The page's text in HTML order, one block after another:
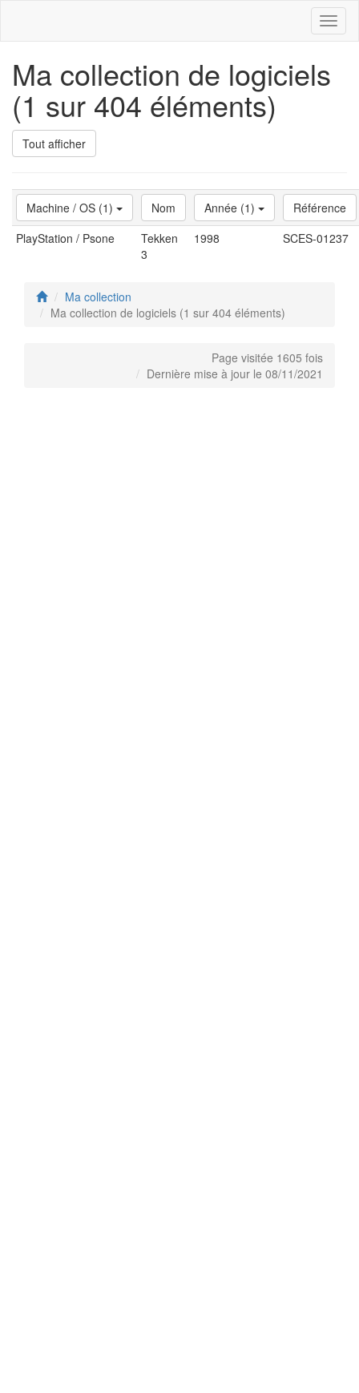
Ma collection de logiciels
(1 sur 404 éléments)
Tout afficher
Machine / OS (1) Nom Année (1)
Référence
PlayStation / Psone
Tekken
3
1998 SCES-01237
Ma collection
Ma collection de logiciels (1 sur 404 éléments)
Page visitée 1605 fois
Dernière mise à jour le 08/11/2021